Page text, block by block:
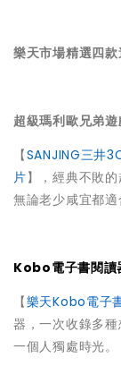
樂天市場精選四
超級瑪利歐兄弟
【SANJING三井
片】，經典不敗
無論老少咸宜都適
Kobo電子書閱讀
【樂天Kobo電子
器，一次收錄多
一個人獨處時光。